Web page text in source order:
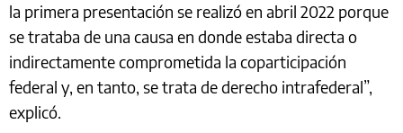
la primera presentación se realizó en abril 2022 porque
se trataba de una causa en donde estaba directa o
indirectamente comprometida la coparticipación
federal y, en tanto, se trata de derecho intrafederal”,
explicó.